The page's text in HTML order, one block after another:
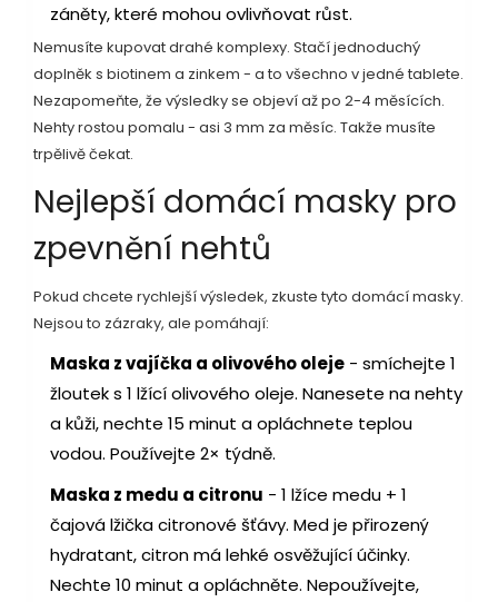
záněty, které mohou ovlivňovat růst.
Nemusíte kupovat drahé komplexy. Stačí jednoduchý
doplněk s biotinem a zinkem - a to všechno v jedné tablete.
Nezapomeňte, že výsledky se objeví až po 2-4 měsících.
Nehty rostou pomalu - asi 3 mm za měsíc. Takže musíte
trpělivě čekat.
Nejlepší domácí masky pro
zpevnění nehtů
Pokud chcete rychlejší výsledek, zkuste tyto domácí masky.
Nejsou to zázraky, ale pomáhají:
Maska z vajíčka a olivového oleje - smíchejte 1
žloutek s 1 lžící olivového oleje. Nanesete na nehty
a kůži, nechte 15 minut a opláchnete teplou
vodou. Používejte 2× týdně.
Maska z medu a citronu - 1 lžíce medu + 1
čajová lžička citronové šťávy. Med je přirozený
hydratant, citron má lehké osvěžující účinky.
Nechte 10 minut a opláchněte. Nepoužívejte,